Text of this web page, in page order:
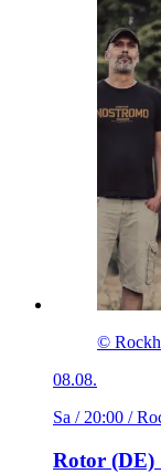
©
08.08.
Sa / 20:00 /
Rotor (DE)